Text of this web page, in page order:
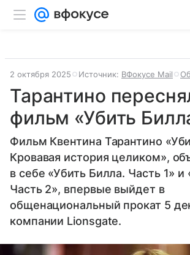
2 октября 2025 Источник: ВФокусе Mail
Тарантино
фильм «Убить
Фильм Квентина Тарантино
Кровавая история целиком»,
в себе «Убить Билла. Часть 1» и
Часть 2», впервые выйдет в
общенациональный прокат 5
компании Lionsgate.